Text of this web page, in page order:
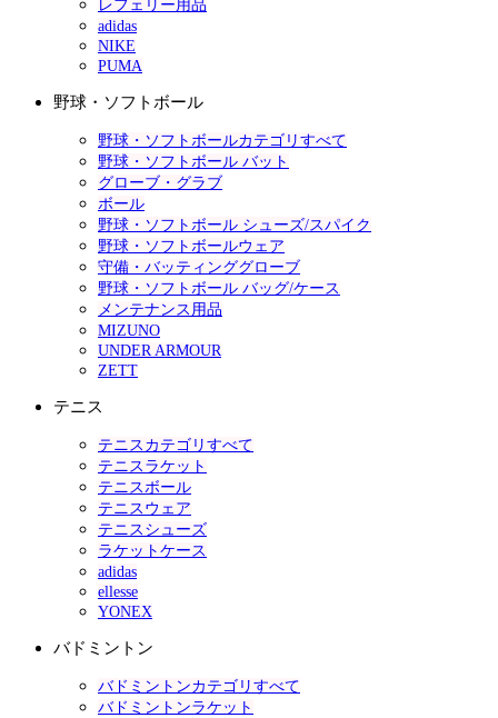
レフェリー用品
adidas
NIKE
PUMA
野球・ソフトボール
野球・ソフトボールカテゴリすべて
野球・ソフトボール バット
グローブ・グラブ
ボール
野球・ソフトボール シューズ/スパイク
野球・ソフトボールウェア
守備・バッティンググローブ
野球・ソフトボール バッグ/ケース
メンテナンス用品
MIZUNO
UNDER ARMOUR
ZETT
テニス
テニスカテゴリすべて
テニスラケット
テニスボール
テニスウェア
テニスシューズ
ラケットケース
adidas
ellesse
YONEX
バドミントン
バドミントンカテゴリすべて
バドミントンラケット